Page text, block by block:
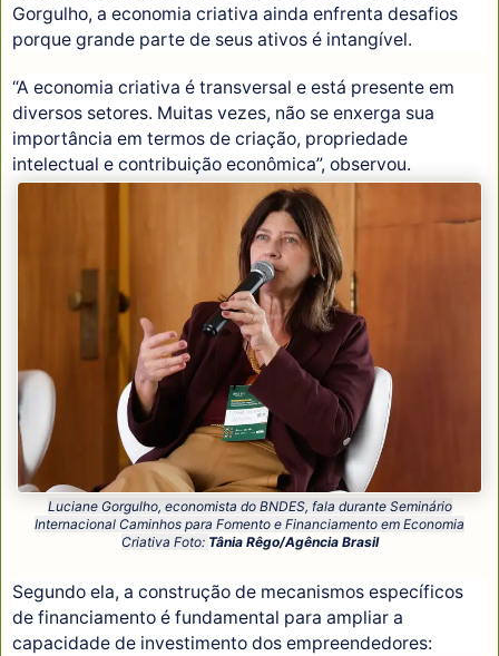
Gorgulho, a economia criativa ainda enfrenta desafios
porque grande parte de seus ativos é intangível.
“A economia criativa é transversal e está presente em
diversos setores. Muitas vezes, não se enxerga sua
importância em termos de criação, propriedade
intelectual e contribuição econômica”, observou.
Luciane Gorgulho, economista do BNDES, fala durante Seminário
Internacional Caminhos para Fomento e Financiamento em Economia
Criativa Foto: Tânia Rêgo/Agência Brasil
Segundo ela, a construção de mecanismos específicos
de financiamento é fundamental para ampliar a
capacidade de investimento dos empreendedores: